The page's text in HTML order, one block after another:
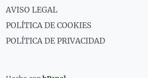
AVISO LEGAL
POLÍTICA DE COOKIES
POLÍTICA DE PRIVACIDAD